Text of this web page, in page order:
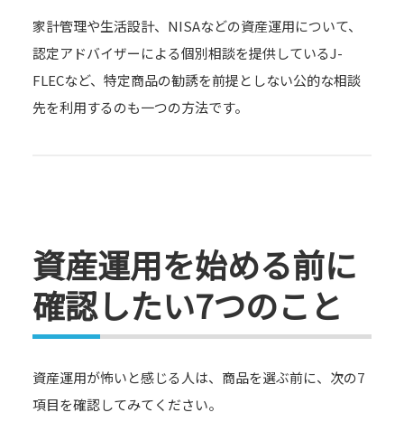
家計管理や生活設計、NISAなどの資産運用について、
認定アドバイザーによる個別相談を提供しているJ-
FLECなど、特定商品の勧誘を前提としない公的な相談
先を利用するのも一つの方法です。
資産運用を始める前に
確認したい7つのこと
資産運用が怖いと感じる人は、商品を選ぶ前に、次の7
項目を確認してみてください。